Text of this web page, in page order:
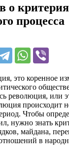
о
процесса
это коренное
революция, или
происходит
Чтобы
нужно знать
майдана,
в